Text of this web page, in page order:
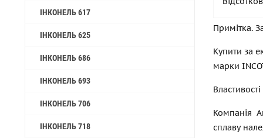
ІНКОНЕЛЬ 617
ІНКОНЕЛЬ 625
ІНКОНЕЛЬ 686
ІНКОНЕЛЬ 693
ІНКОНЕЛЬ 706
ІНКОНЕЛЬ 718
Примітка.
Купити за
марки
Властивості
Компанія
сплаву